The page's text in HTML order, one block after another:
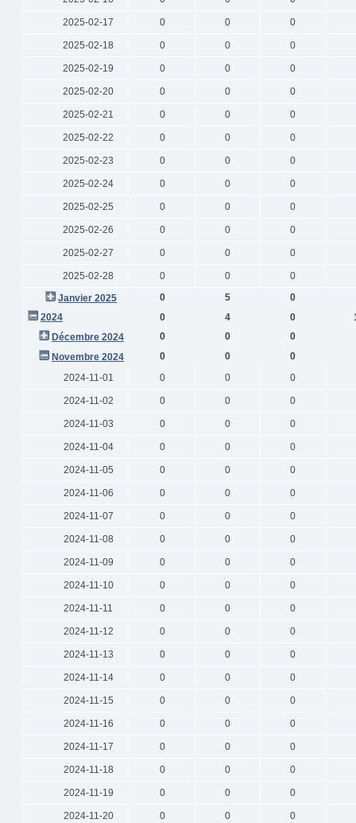
2025-02-17 0 0 0
2025-02-18 0 0 0
2025-02-19 0 0 0
2025-02-20 0 0 0
2025-02-21 0 0 0
2025-02-22 0 0 0
2025-02-23 0 0 0
2025-02-24 0 0 0
2025-02-25 0 0 0
2025-02-26 0 0 0
2025-02-27 0 0 0
2025-02-28 0 0
0
Janvier 2025
0 5
0
2024
0 4 0
Décembre 2024
0 0
0
Novembre 2024
0 0
0
2024-11-01
0 0 0
2024-11-02 0 0 0
2024-11-03 0 0 0
2024-11-04 0 0 0
2024-11-05 0 0 0
2024-11-06 0 0 0
2024-11-07 0 0 0
2024-11-08 0 0 0
2024-11-09 0 0 0
2024-11-10 0 0 0
2024-11-11 0 0 0
2024-11-12 0 0 0
2024-11-13 0 0 0
2024-11-14 0 0 0
2024-11-15 0 0 0
2024-11-16 0 0 0
2024-11-17 0 0 0
2024-11-18 0 0 0
2024-11-19 0 0 0
2024-11-20 0 0 0